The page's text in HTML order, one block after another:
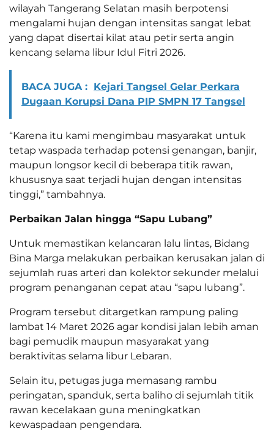
wilayah Tangerang Selatan masih berpotensi
mengalami hujan dengan intensitas sangat lebat
yang dapat disertai kilat atau petir serta angin
kencang selama libur Idul Fitri 2026.
BACA JUGA : Kejari Tangsel Gelar Perkara
Dugaan Korupsi Dana PIP SMPN 17 Tangsel
“Karena itu kami mengimbau masyarakat untuk
tetap waspada terhadap potensi genangan, banjir,
maupun longsor kecil di beberapa titik rawan,
khususnya saat terjadi hujan dengan intensitas
tinggi,” tambahnya.
Perbaikan Jalan hingga “Sapu Lubang”
Untuk memastikan kelancaran lalu lintas, Bidang
Bina Marga melakukan perbaikan kerusakan jalan di
sejumlah ruas arteri dan kolektor sekunder melalui
program penanganan cepat atau “sapu lubang”.
Program tersebut ditargetkan rampung paling
lambat 14 Maret 2026 agar kondisi jalan lebih aman
bagi pemudik maupun masyarakat yang
beraktivitas selama libur Lebaran.
Selain itu, petugas juga memasang rambu
peringatan, spanduk, serta baliho di sejumlah titik
rawan kecelakaan guna meningkatkan
kewaspadaan pengendara.